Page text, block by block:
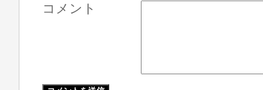
コメント